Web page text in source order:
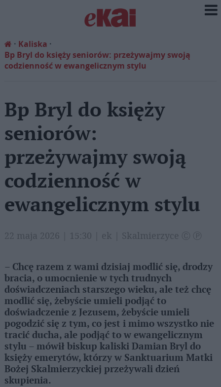
Kaliska
Bp Bryl do księży seniorów: przeżywajmy swoją
codzienność w ewangelicznym stylu
Bp Bryl do księży
seniorów:
przeżywajmy swoją
codzienność w
ewangelicznym stylu
22 maja 2026 | 15:30 | ek | Skalmierzyce Ⓒ Ⓟ
– Chcę razem z wami dzisiaj modlić się, drodzy
bracia, o umocnienie w tych trudnych
doświadczeniach starszego wieku, ale też chcę
modlić się, żebyście umieli podjąć to
doświadczenie z Jezusem, żebyście umieli
pogodzić się z tym, co jest i mimo wszystko nie
tracić ducha, ale podjąć to w ewangelicznym
stylu – mówił biskup kaliski Damian Bryl do
księży emerytów, którzy w Sanktuarium Matki
Bożej Skalmierzyckiej przeżywali dzień
skupienia.